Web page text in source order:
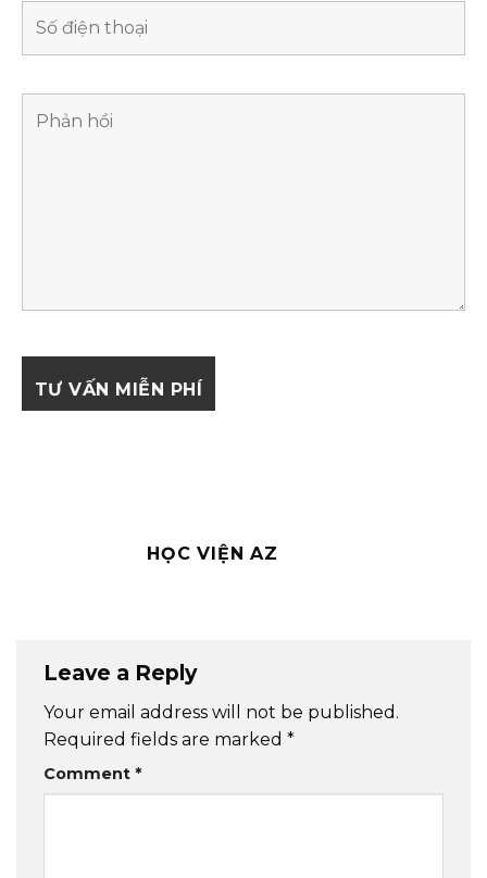
HỌC VIỆN AZ
Leave a Reply
Your email address will not be published.
Required fields are marked *
Comment *